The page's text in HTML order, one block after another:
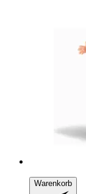
Warenkorb